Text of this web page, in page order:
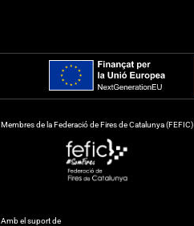
Membres de la Federació de Fires de Catalunya (FEFIC)
Amb el suport de